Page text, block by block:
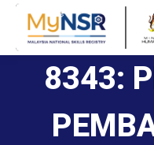
8343: